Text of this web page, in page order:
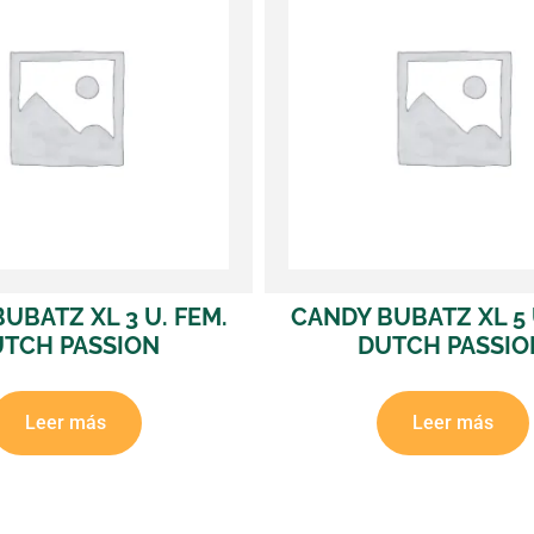
XL 3 U. FEM.
PASSION
Leer más
CANDY BUBATZ XL 5
DUTCH
Leer más